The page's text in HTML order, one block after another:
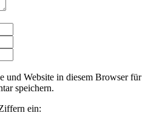
und Website in diesem Browser für
speichern.
ein: